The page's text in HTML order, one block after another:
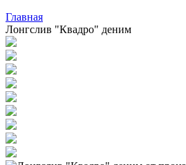
Главная
Лонгслив "Квадро" деним